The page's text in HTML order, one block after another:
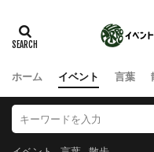
ホーム イベント 言葉